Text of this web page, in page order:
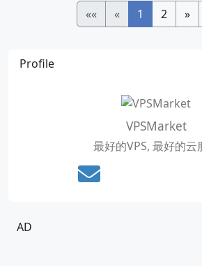
«« « 1 2 »
Profile
VPSMarket
最好的VPS, 最好的云
AD